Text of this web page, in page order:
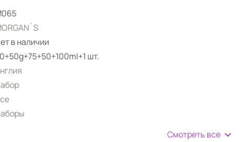
в наличии
шт.
Смотреть все